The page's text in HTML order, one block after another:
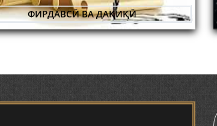
ОЛИМ ВА ПЕДАГОГИ БУЗУРГ
ФИРДАВСӢ ВА ДАҚИҚӢ
МУҲАММАДӢ.